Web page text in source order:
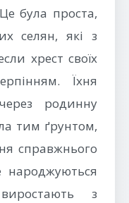
була проста,
селян, які з
хрест своїх
Їхня
родинну
тим ґрунтом,
справжнього
народжуються
з